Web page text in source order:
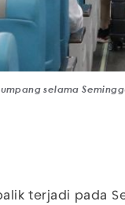
selama
terjadi pada